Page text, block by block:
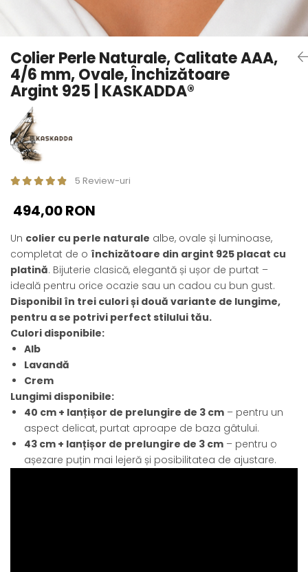
Seturi Perle cu Argint
Brățări cu Perle
Pandantive cu Perle
Brose cu Perle
Colier Perle Naturale, Calitate AAA,
4/6 mm, Ovale, Închizătoare
Argint 925 | KASKADDA®
5 Review-uri
494,00 RON
Un colier cu perle naturale albe, ovale și luminoase,
completat de o închizătoare din argint 925 placat cu
platină. Bijuterie clasică, elegantă și ușor de purtat –
ideală pentru orice ocazie sau un cadou cu bun gust.
Disponibil în trei culori și două variante de lungime,
pentru a se potrivi perfect stilului tău.
Culori disponibile:
Alb
Lavandă
Crem
Lungimi disponibile:
40 cm + lanțișor de prelungire de 3 cm – pentru un
aspect delicat, purtat aproape de baza gâtului.
43 cm + lanțișor de prelungire de 3 cm – pentru o
așezare puțin mai lejeră și posibilitatea de ajustare.